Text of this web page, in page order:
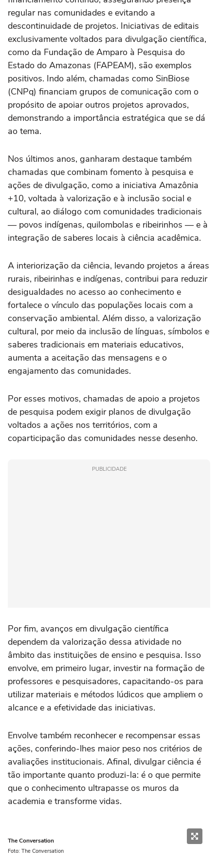
regular nas comunidades e evitando a
descontinuidade de projetos. Iniciativas de editais
exclusivamente voltados para divulgação científica,
como da Fundação de Amparo à Pesquisa do
Estado do Amazonas (FAPEAM), são exemplos
positivos. Indo além, chamadas como SinBiose
(CNPq) financiam grupos de comunicação com o
propósito de apoiar outros projetos aprovados,
demonstrando a importância estratégica que se dá
ao tema.
Nos últimos anos, ganharam destaque também
chamadas que combinam fomento à pesquisa e
ações de divulgação, como a iniciativa Amazônia
+10, voltada à valorização e à inclusão social e
cultural, ao diálogo com comunidades tradicionais
— povos indígenas, quilombolas e ribeirinhos — e à
integração de saberes locais à ciência acadêmica.
A interiorização da ciência, levando projetos a áreas
rurais, ribeirinhas e indígenas, contribui para reduzir
desigualdades no acesso ao conhecimento e
fortalece o vínculo das populações locais com a
conservação ambiental. Além disso, a valorização
cultural, por meio da inclusão de línguas, símbolos e
saberes tradicionais em materiais educativos,
aumenta a aceitação das mensagens e o
engajamento das comunidades.
Por esses motivos, chamadas de apoio a projetos
de pesquisa podem exigir planos de divulgação
voltados a ações nos territórios, com a
coparticipação das comunidades nesse desenho.
PUBLICIDADE
Por fim, avanços em divulgação científica
dependem da valorização dessa atividade no
âmbito das instituições de ensino e pesquisa. Isso
envolve, em primeiro lugar, investir na formação de
professores e pesquisadores, capacitando-os para
utilizar materiais e métodos lúdicos que ampliem o
alcance e a efetividade das iniciativas.
Envolve também reconhecer e recompensar essas
ações, conferindo-lhes maior peso nos critérios de
avaliações institucionais. Afinal, divulgar ciência é
tão importante quanto produzi-la: é o que permite
que o conhecimento ultrapasse os muros da
academia e transforme vidas.
The Conversation
Foto: The Conversation